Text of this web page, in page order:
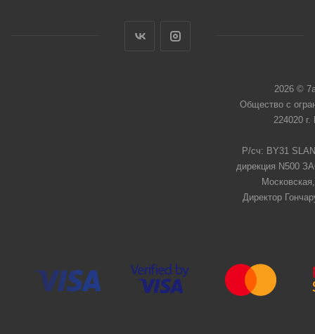
2026 ©
Общество с
224020
Р/сч: BY31
дирекция N500
Директор